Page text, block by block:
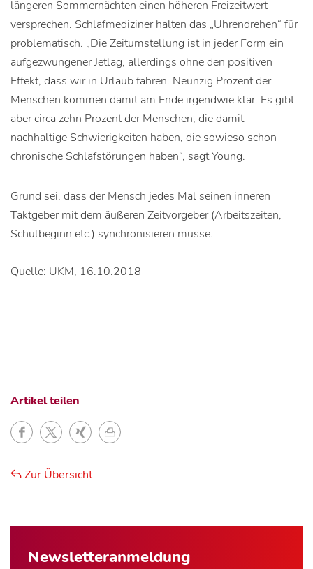
Newsletter­anmeldung
längeren Sommernächten einen höheren Freizeitwert
versprechen. Schlafmediziner halten das „Uhrendrehen“ für
problematisch. „Die Zeitumstellung ist in jeder Form ein
aufgezwungener Jetlag, allerdings ohne den positiven
Effekt, dass wir in Urlaub fahren. Neunzig Prozent der
Menschen kommen damit am Ende irgendwie klar. Es gibt
aber circa zehn Prozent der Menschen, die damit
nachhaltige Schwierigkeiten haben, die sowieso schon
chronische Schlafstörungen haben“, sagt Young.
Grund sei, dass der Mensch jedes Mal seinen inneren
Taktgeber mit dem äußeren Zeitvorgeber (Arbeitszeiten,
Schulbeginn etc.) synchronisieren müsse.
Quelle: UKM, 16.10.2018
Artikel teilen
Zur Übersicht